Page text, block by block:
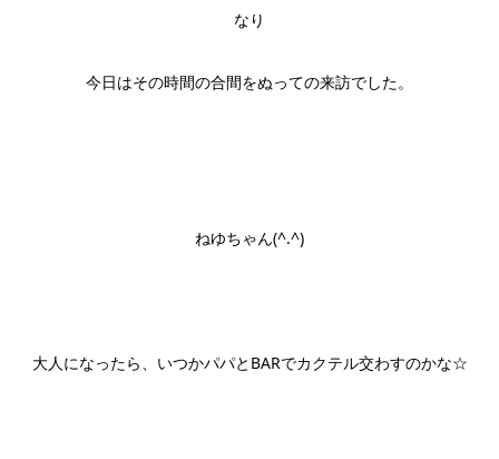
なり
今日はその時間の合間をぬっての来訪でした。
ねゆちゃん(^.^)
大人になったら、いつかパパとBARでカクテル交わすのかな☆